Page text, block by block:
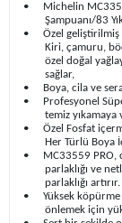
•
Michelin
Şampuanı/83
•
Özel geliştirilmiş
Kiri, çamuru,
özel doğal
sağlar,
•
Boya, cila ve
•
Profesyonel
temiz
•
Özel Fosfat
Her Türlü Boya
•
MC33559 PRO,
parlaklığı ve
parlaklığı artırır.
•
Yüksek köpürme
önlemek için